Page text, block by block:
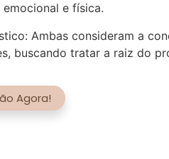
e física.
Ambas consideram a
buscando tratar a raiz do
Agora!